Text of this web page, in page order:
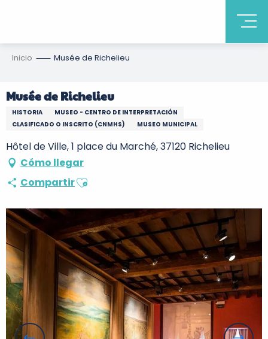
Inicio Musée de Richelieu
Musée de Richelieu
HISTORIA
MUSEO - CENTRO DE INTERPRETACIÓN
CLASIFICADO O INSCRITO (CNMHS)
MUSEO MUNICIPAL
Hôtel de Ville, 1 place du Marché, 37120 Richelieu
Cómo llegar
CompartirAjouter aux favoris